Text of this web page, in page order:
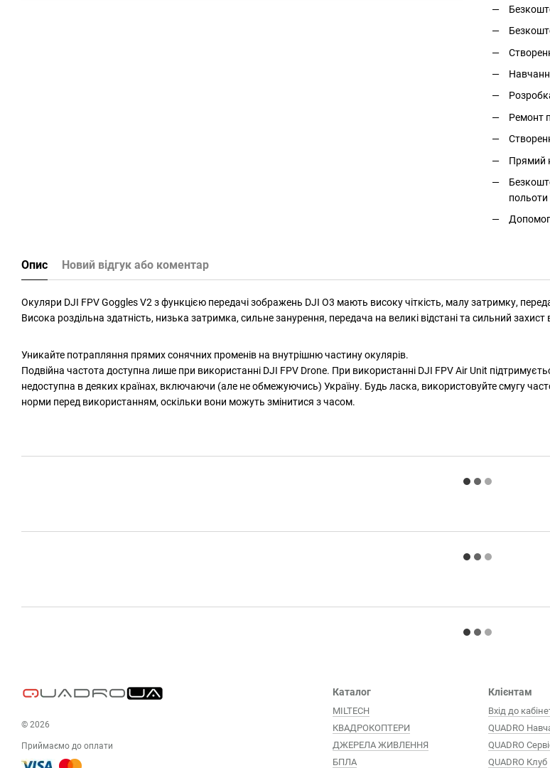
Ремонт
Прямий
польоти
Опис Новий відгук або коментар
Окуляри DJI FPV Goggles V2 з функцією передачі зображень DJI O3 мають високу чіткість, малу затримку,
Висока роздільна здатність, низька затримка, сильне занурення, передача на великі відстані та сильний захист
Уникайте потрапляння прямих сонячних променів на внутрішню частину окулярів.
Подвійна частота доступна лише при використанні DJI FPV Drone. При використанні DJI FPV Air Unit
недоступна в деяких країнах, включаючи (але не обмежуючись) Україну. Будь ласка, використовуйте смугу
норми перед використанням, оскільки вони можуть змінитися з часом.
© 2026
Приймаємо до оплати
Каталог
MILTECH
КВАДРОКОПТЕРИ
ДЖЕРЕЛА ЖИВЛЕННЯ
БПЛА
Клієнтам
Вхід до
QUADRO
QUADRO
QUADRO Клуб